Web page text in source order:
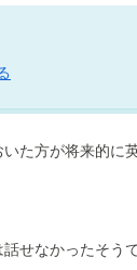
た方が将来的に
せなかったそうで